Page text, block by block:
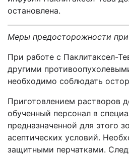
остановлена.
Меры предосторожности
При работе с Паклитаксел-
другими
необходимо соблюдать
Приготовлением растворов
обученный персонал в
предназначенной для этого
асептических условий.
защитными перчатками.